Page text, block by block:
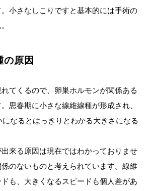
小さなしこりですと基本的には手術の
の原因
てくるので、卵巣ホルモンが関係ある
思春期に小さな線維線種が形成され、
になるとはっきりとわかる大きさになる
来る原因は現在ではわかっておりませ
のないものと考えられています。線維
も、大きくなるスピードも個人差があ